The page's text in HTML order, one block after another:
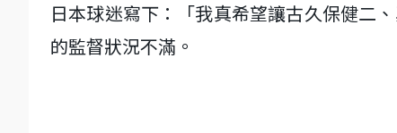
日本球迷寫下：「我真希望讓古久保健二
的監督狀況不滿。